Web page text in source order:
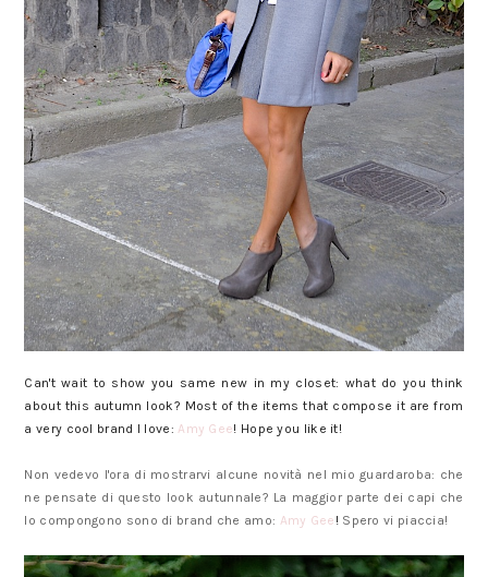
Can't wait to show you same new in my closet: what do you think
about this autumn look? Most of the items that compose it are from
a very cool brand I love: Amy Gee! Hope you like it!
Non vedevo l'ora di mostrarvi alcune novità nel mio guardaroba: che
ne pensate di questo look autunnale? La maggior parte dei capi che
lo compongono sono di brand che amo: Amy Gee ! Spero vi piaccia!